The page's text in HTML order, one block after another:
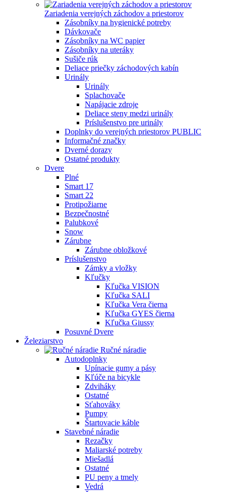
Zariadenia verejných záchodov a priestorov
Zásobníky na hygienické potreby
Dávkovače
Zásobníky na WC papier
Zásobníky na uteráky
Sušiče rúk
Deliace priečky záchodových kabín
Urinály
Urinály
Splachovače
Napájacie zdroje
Deliace steny medzi urinály
Príslušenstvo pre urinály
Doplnky do verejných priestorov PUBLIC
Informačné značky
Dverné dorazy
Ostatné produkty
Dvere
Plné
Smart 17
Smart 22
Protipožiarne
Bezpečnostné
Palubkové
Snow
Zárubne
Zárubne obložkové
Príslušenstvo
Zámky a vložky
Kľučky
Kľučka VISION
Kľučka SALI
Kľučka Vera čierna
Kľučka GYES čierna
Kľučka Giussy
Posuvné Dvere
Železiarstvo
Ručné náradie
Autodoplnky
Upínacie gumy a pásy
Kľúče na bicykle
Zdviháky
Ostatné
Sťahováky
Pumpy
Štartovacie káble
Stavebné náradie
Rezačky
Maliarské potreby
Miešadlá
Ostatné
PU peny a tmely
Vedrá